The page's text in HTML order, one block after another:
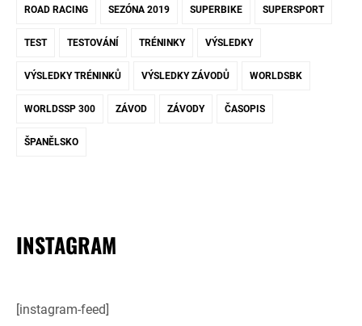
ROAD RACING SEZÓNA 2019 SUPERBIKE SUPERSPORT
TEST TESTOVÁNÍ TRÉNINKY VÝSLEDKY
VÝSLEDKY TRÉNINKŮ VÝSLEDKY ZÁVODŮ WORLDSBK
WORLDSSP 300 ZÁVOD ZÁVODY ČASOPIS
ŠPANĚLSKO
INSTAGRAM
[instagram-feed]